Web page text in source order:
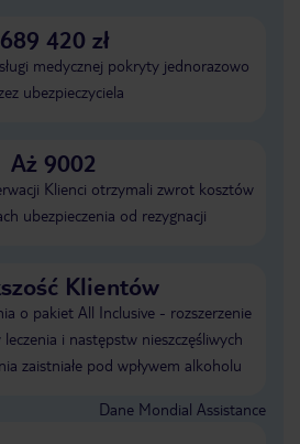
689 420 zł
medycznej pokryty jednorazowo
ubezpieczyciela
Aż 9002
Klienci otrzymali zwrot kosztów
ubezpieczenia od rezygnacji
Klientów
o pakiet All Inclusive - rozszerzenie
i następstw nieszczęśliwych
zaistniałe pod wpływem alkoholu
Dane Mondial Assistance